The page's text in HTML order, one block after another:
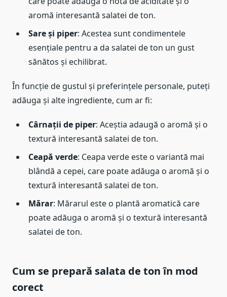
aromă interesantă salatei de ton.
Sare și piper: Acestea sunt condimentele
esențiale pentru a da salatei de ton un gust
sănătos și echilibrat.
În funcție de gustul și preferințele personale, puteți
adăuga și alte ingrediente, cum ar fi:
Cârnații de piper: Aceștia adaugă o aromă și o
textură interesantă salatei de ton.
Ceapă verde: Ceapa verde este o variantă mai
blândă a cepei, care poate adăuga o aromă și o
textură interesantă salatei de ton.
Mărar: Mărarul este o plantă aromatică care
poate adăuga o aromă și o textură interesantă
salatei de ton.
Cum se prepară salata de ton în mod
corect